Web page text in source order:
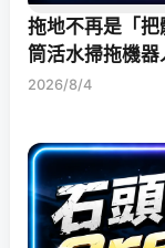
拖地不再是「
筒活水掃拖機器
2026/8/4